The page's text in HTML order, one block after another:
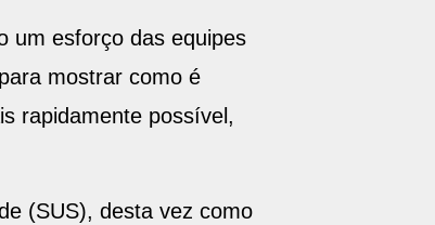
um esforço das equipes
mostrar como é
rapidamente possível,
(SUS), desta vez como